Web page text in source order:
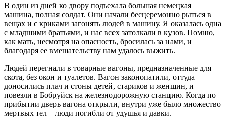
В один из дней ко двору подъехала большая немецкая
машина, полная солдат. Они начали бесцеремонно рыться в
вещах и с криками загонять людей в машину. Я оказалась одна
с младшими братьями, и нас всех затолкали в кузов. Помню,
как мать, несмотря на опасность, бросилась за нами, и
благодаря ее вмешательству нам удалось выжить.
Людей перегнали в товарные вагоны, предназначенные для
скота, без окон и туалетов. Вагон законопатили, оттуда
доносились плач и стоны детей, стариков и женщин, и
повезли в Бобруйск на железнодорожную станцию. Когда по
прибытии дверь вагона открыли, внутри уже было множество
мертвых тел – люди погибли от удушья и давки.